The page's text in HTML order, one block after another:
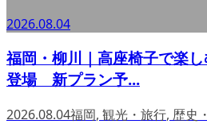
2026.08.04
福岡・柳川｜高座椅子で楽
登場 新プラン予...
2026.08.04福岡, 観光・旅行, 歴史